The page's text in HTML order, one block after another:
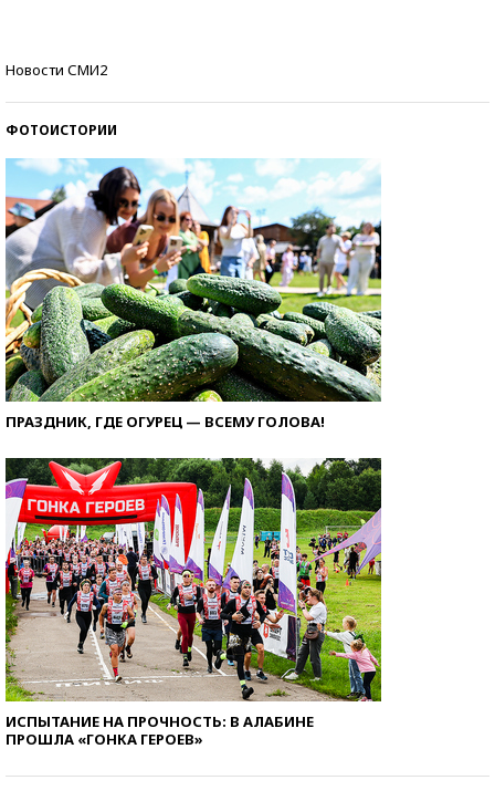
Новости СМИ2
ФОТОИСТОРИИ
ПРАЗДНИК, ГДЕ ОГУРЕЦ — ВСЕМУ ГОЛОВА!
ИСПЫТАНИЕ НА ПРОЧНОСТЬ: В АЛАБИНЕ
ПРОШЛА «ГОНКА ГЕРОЕВ»